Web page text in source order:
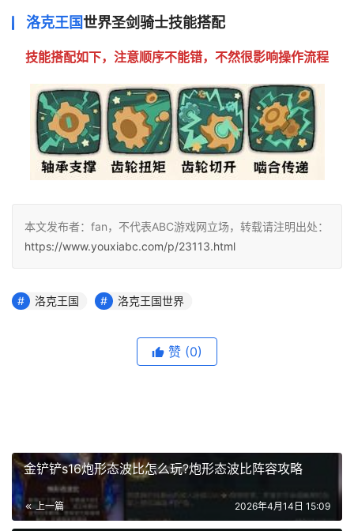
洛克王国世界圣剑骑士技能搭配
技能搭配如下，注意顺序不能错，不然很影响操作流程
本文发布者：fan，不代表ABC游戏网立场，转载请注明出处：
https://www.youxiabc.com/p/23113.html
洛克王国 洛克王国世界
赞 (0)
金铲铲s16炮形态波比怎么玩?炮形态波比阵容攻略
上一篇 2026年4月14日 15:09